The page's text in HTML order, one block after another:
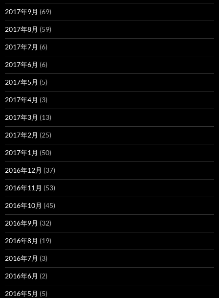
2017年9月 (69)
2017年8月 (59)
2017年7月 (6)
2017年6月 (6)
2017年5月 (5)
2017年4月 (3)
2017年3月 (13)
2017年2月 (25)
2017年1月 (50)
2016年12月 (37)
2016年11月 (53)
2016年10月 (45)
2016年9月 (32)
2016年8月 (19)
2016年7月 (3)
2016年6月 (2)
2016年5月 (5)